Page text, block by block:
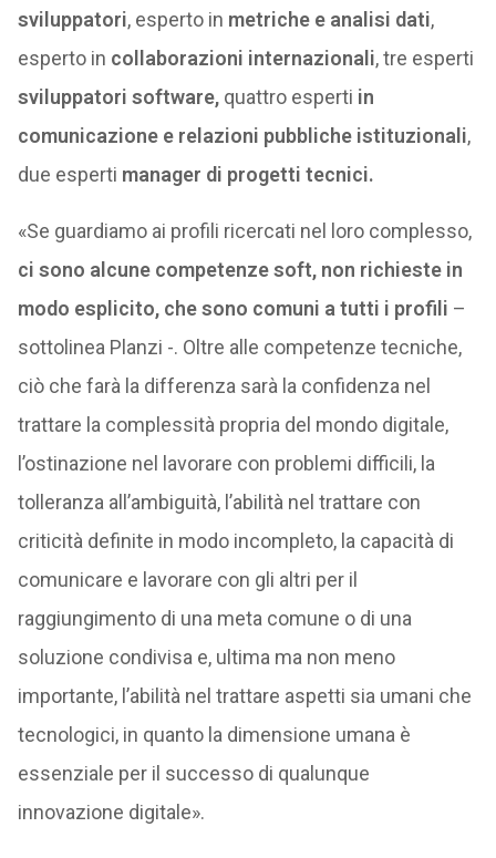
sviluppatori, esperto in metriche e analisi dati,
esperto in collaborazioni internazionali, tre esperti
sviluppatori software, quattro esperti in
comunicazione e relazioni pubbliche istituzionali,
due esperti manager di progetti tecnici.
«Se guardiamo ai profili ricercati nel loro complesso,
ci sono alcune competenze soft, non richieste in
modo esplicito, che sono comuni a tutti i profili –
sottolinea Planzi -. Oltre alle competenze tecniche,
ciò che farà la differenza sarà la confidenza nel
trattare la complessità propria del mondo digitale,
l’ostinazione nel lavorare con problemi difficili, la
tolleranza all’ambiguità, l’abilità nel trattare con
criticità definite in modo incompleto, la capacità di
comunicare e lavorare con gli altri per il
raggiungimento di una meta comune o di una
soluzione condivisa e, ultima ma non meno
importante, l’abilità nel trattare aspetti sia umani che
tecnologici, in quanto la dimensione umana è
essenziale per il successo di qualunque
innovazione digitale».